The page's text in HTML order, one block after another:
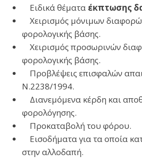
Ειδικά θέματα έκπτωσης
Χειρισμός μόνιμων
φορολογικής βάσης.
Χειρισμός προσωρινών
φορολογικής βάσης.
Προβλέψεις επισφαλών
Ν.2238/1994.
Διανεμόμενα κέρδη και
φορολόγησης.
Προκαταβολή του φόρου.
Εισοδήματα για τα οποία
στην αλλοδαπή.